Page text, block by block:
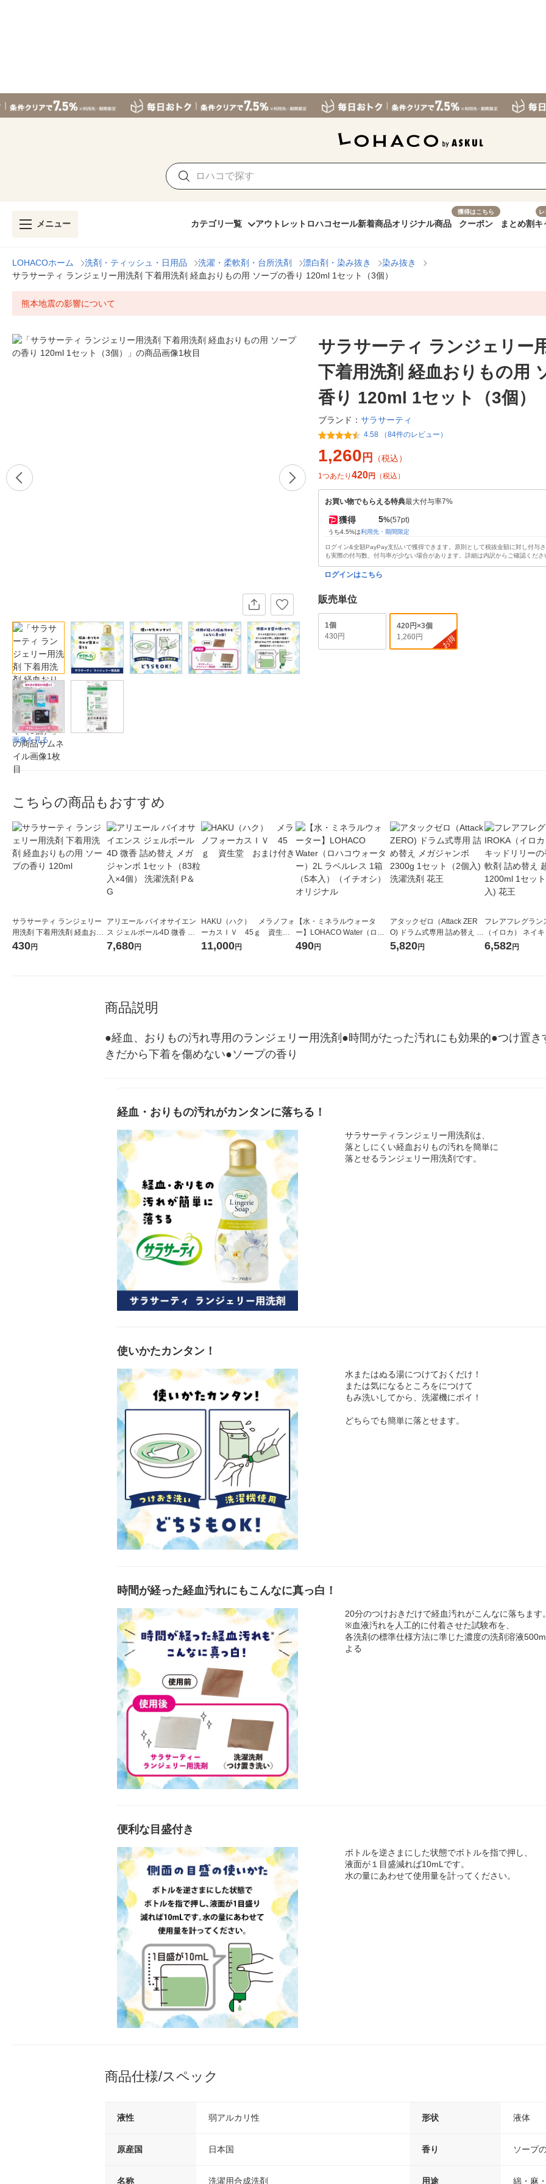
メニュー カテゴリ一覧 アウトレット ロハコセール新着商品オリジナル商品
獲得はこちら
クーポン まとめ割キ
LOHACOホーム 洗剤・ティッシュ・日用品 洗濯・柔軟剤・台所洗剤 漂白剤・染み抜き
染み抜き
サラサーティ ランジェリー用洗剤 下着用洗剤 経血おりもの用 ソープの香り 120ml 1セット（3個）
熊本地震の影響について
画像を見る
サラサーティ ランジェリー
下着用洗剤 経血おりもの用
香り 120ml 1セット（3個）
ブランド： サラサーティ
4.58 （84件のレビュー）
1,260 円 （税込）
1つあたり 420円 （税込）
お買い物でもらえる特典最大付与率7%
獲得 5%(57pt)
うち4.5%は利用先・期間限定
ログイン&全額PayPay支払いで獲得できます。原則として税抜金額に対し付与
も実際の付与数、付与率が少ない場合があります。詳細は内訳からご確認くださ
ログインはこちら
販売単位
1個
430円
420円×3個
1,260円
お得
こちらの商品もおすすめ
サラサーティ ランジェリー
用洗剤 下着用洗剤 経血おり
もの用 ソープの香り 120ml
430円
アリエール バイオサイエン
ス ジェルボール4D 微香 詰
め替え メガジャンボ 1セッ
ト（83粒入×4個） 洗濯洗剤
7,680円
HAKU（ハク） メラノフォ
ーカスＩＶ 45ｇ 資生
堂 おまけ付き
11,000円
【水・ミネラルウォータ
ー】LOHACO Water（ロハ
コウォーター）2L ラベルレ
490円
アタックゼロ（Attack ZER
O) ドラム式専用 詰め替え メ
ガジャンボ 2300g 1セット
（2個入) 洗濯洗剤 花王
5,820円
フレアフレグラン
（イロカ） ネイキ
ーの香り 柔軟剤 詰
特大 1200ml 1セ
6,582円
商品説明
●経血、おりもの汚れ専用のランジェリー用洗剤●時間がたった汚れにも効果的●つけ置
きだから下着を傷めない●ソープの香り
経血・おりもの汚れがカンタンに落ちる！
サラサーティランジェリー用洗剤は、
落としにくい経血おりもの汚れを簡単に
落とせるランジェリー用洗剤です。
使いかたカンタン！
水またはぬる湯につけておくだけ！
または気になるところをにつけて
もみ洗いしてから、洗濯機にポイ！
どちらでも簡単に落とせます。
時間が経った経血汚れにもこんなに真っ白！
20分のつけおきだけで経血汚れがこんなに落ちます。
※血液汚れを人工的に付着させた試験布を、
各洗剤の標準仕様方法に準じた濃度の洗剤溶液
よる
便利な目盛付き
ボトルを逆さまにした状態でボトルを指で押し、
液面が１目盛減れば10mLです。
水の量にあわせて使用量を計ってください。
商品仕様/スペック
液性 弱アルカリ性 形状 液体
原産国 日本国 香り ソープ
名称 洗濯用合成洗剤 用途 綿・麻